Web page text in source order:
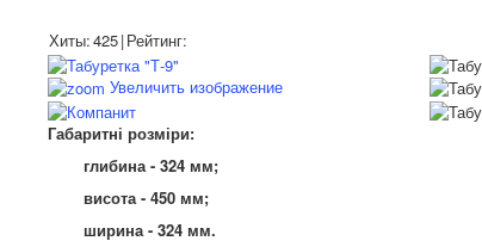
Хиты:425|Рейтинг:
Увеличить изображение
Габаритні розміри:
глибина - 324 мм;
висота - 450 мм;
ширина - 324 мм.